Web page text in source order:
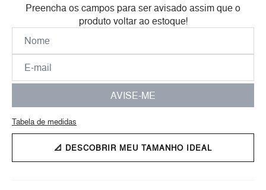
Preencha os campos para ser avisado assim que o
produto voltar ao estoque!
AVISE-ME
Tabela de medidas
📐 DESCOBRIR MEU TAMANHO IDEAL